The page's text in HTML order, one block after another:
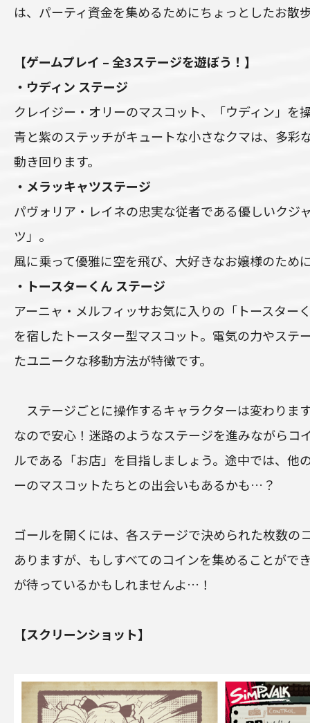
は、パーティ資金を集めるためにちょっとしたお散
【ゲームプレイ – 全3ステージを遊ぼう！】
・ウディン ステージ
クレイジー・オリーのマスコット、「ウディン」を
青と紫のステッチがキュートな小さなクマは、多彩
動き回ります。
・メラッキャツステージ
パヴォリア・レイネの忠実な従者である優しいクジ
ツ」。
風に乗って優雅に空を飛び、大好きなお嬢様のため
・トースターくん ステージ
アーニャ・メルフィッサお気に入りの「トースター
を宿したトースター型マスコット。電気の力やステ
たユニークな移動方法が特徴です。
ステージごとに操作するキャラクターは変わりま
なので安心！迷路のようなステージを進みながらコ
ルである「お店」を目指しましょう。途中では、他
ーのマスコットたちとの出会いもあるかも…？
ゴールを開くには、各ステージで決められた枚数の
ありますが、もしすべてのコインを集めることがで
が待っているかもしれませんよ…！
【スクリーンショット】